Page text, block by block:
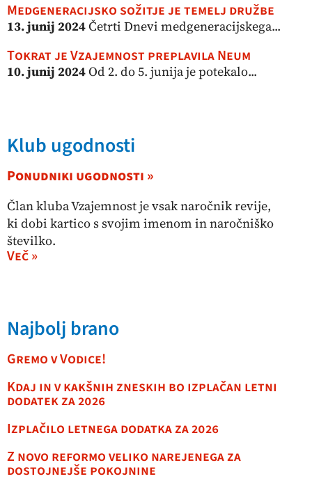
Medgeneracijsko sožitje je temelj družbe
13. junij 2024Četrti Dnevi medgeneracijskega...
Tokrat je Vzajemnost preplavila Neum
10. junij 2024Od 2. do 5. junija je potekalo...
Klub ugodnosti
Ponudniki ugodnosti »
Član kluba Vzajemnost je vsak naročnik revije,
ki dobi kartico s svojim imenom in naročniško
številko.
Več »
Najbolj brano
Gremo v Vodice!
Kdaj in v kakšnih zneskih bo izplačan letni
dodatek za 2026
Izplačilo letnega dodatka za 2026
Z novo reformo veliko narejenega za
dostojnejše pokojnine